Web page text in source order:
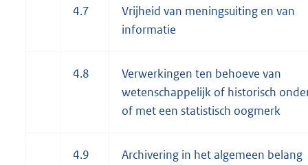
4.7
Vrijheid van meningsuiting en van
informatie
4.8
Verwerkingen ten behoeve van
wetenschappelijk of historisch
of met een statistisch oogmerk
4.9 Archivering in het algemeen belang